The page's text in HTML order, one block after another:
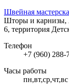
Швейная
Шторы и карнизы,
6, территория
Телефон
+7 (960) 288-
Часы работы